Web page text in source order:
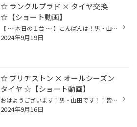
☆ ランクルプラド × タイヤ交換
☆【ショート動画】
【 ～ 本日の１台 ～ 】こんばんは！男・山田です！！本日は…☆☆【 TOYOTA ランクル プラド 】の！タイヤ交換をさせて頂きました♪♪ 今回はｯ！！ブリヂストンのＳＵＶ専用タイヤ☆《 DUELER A/T 001 》にて！ご交換させて頂きました！！『 タイヤのサイドをやっちゃいました… 』パンク修理、、、とはい...
2024年9月19日
☆ ブリヂストン × オールシーズン
タイヤ ☆【ショート動画】
おはようございます！男・山田です！！皆さーーーん！٩(๑˃ ᵕ ˂ )و最近よく、、、《 オールシーズンタイヤ 》って言葉を耳にしませんか？？(-ω- ?)ﾅﾝﾔ 我らがブリヂストンからも！[ マルチウェザー ] という、オールシーズンタイヤがございますが…『 雨の日は大丈夫？ 』『 雪道は本当に安心なの？ ...
2024年9月16日